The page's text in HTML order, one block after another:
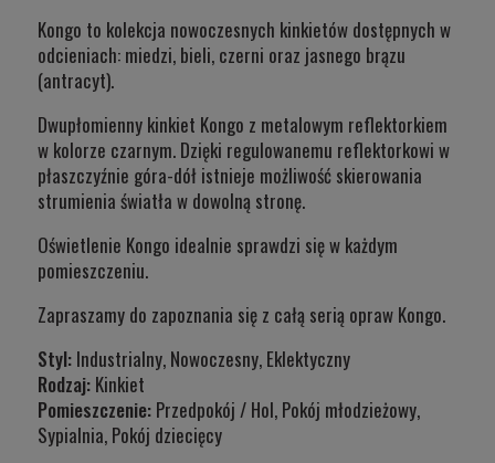
Kongo to kolekcja nowoczesnych kinkietów dostępnych w
odcieniach: miedzi, bieli, czerni oraz jasnego brązu
(antracyt).
Dwupłomienny kinkiet Kongo z metalowym reflektorkiem
w kolorze czarnym. Dzięki regulowanemu reflektorkowi w
płaszczyźnie góra-dół istnieje możliwość skierowania
strumienia światła w dowolną stronę.
Oświetlenie Kongo idealnie sprawdzi się w każdym
pomieszczeniu.
Zapraszamy do zapoznania się z całą serią opraw Kongo.
Styl: Industrialny, Nowoczesny, Eklektyczny
Rodzaj: Kinkiet
Pomieszczenie: Przedpokój / Hol, Pokój młodzieżowy,
Sypialnia, Pokój dziecięcy